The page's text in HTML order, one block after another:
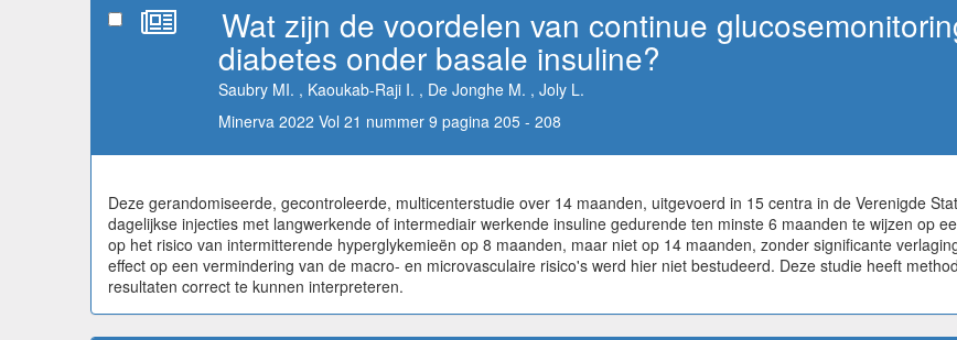
Wat zijn de voordelen van continue
diabetes onder basale insuline?
Saubry MI. , Kaoukab-Raji I. , De Jonghe M. , Joly L.
Minerva 2022 Vol 21 nummer 9 pagina 205 - 208
Deze gerandomiseerde, gecontroleerde, multicenterstudie over 14 maanden, uitgevoerd in 15 centra in de Verenigde
dagelijkse injecties met langwerkende of intermediair werkende insuline gedurende ten minste 6 maanden te wijzen op
op het risico van intermitterende hyperglykemieën op 8 maanden, maar niet op 14 maanden, zonder significante
effect op een vermindering van de macro- en microvasculaire risico's werd hier niet bestudeerd. Deze studie heeft
resultaten correct te kunnen interpreteren.